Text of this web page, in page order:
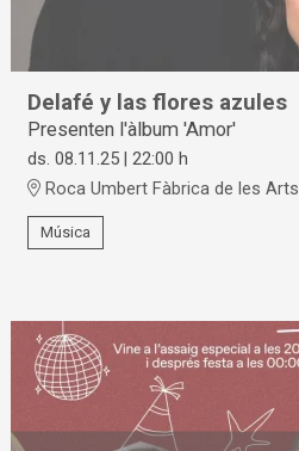
Delafé y las flores azules
Presenten l'àlbum 'Amor'
ds. 08.11.25 |22:00 h
Roca Umbert Fàbrica de les Arts
Música